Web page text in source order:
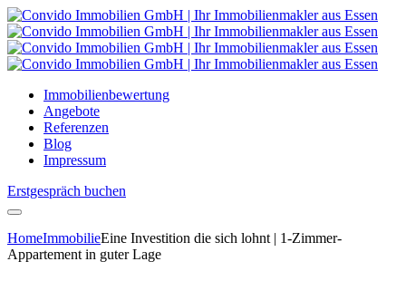
Immobilienbewertung
Angebote
Referenzen
Blog
Impressum
Erstgespräch buchen
HomeImmobilieEine Investition die sich lohnt | 1-Zimmer-
Appartement in guter Lage